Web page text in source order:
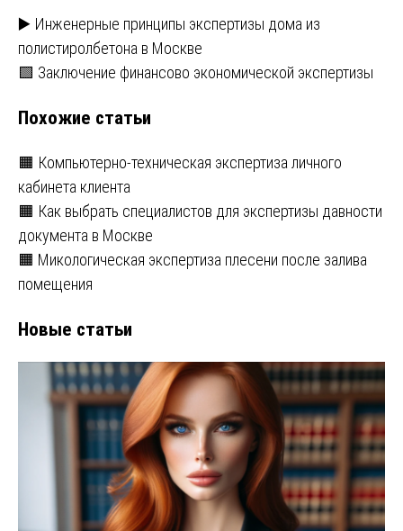
Навигация
по
▶️ Инженерные принципы экспертизы дома из
полистиролбетона в Москве
🟩 Заключение финансово экономической экспертизы
Похожие статьи
🟧 Компьютерно-техническая экспертиза личного
кабинета клиента
🟧 Как выбрать специалистов для экспертизы давности
документа в Москве
🟧 Микологическая экспертиза плесени после залива
помещения
Новые статьи